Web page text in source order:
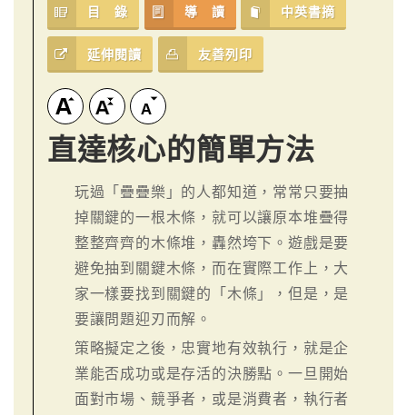
目 錄 導 讀 中英書摘
延伸閱讀 友善列印
直達核心的簡單方法
玩過「疊疊樂」的人都知道，常常只要抽
掉關鍵的一根木條，就可以讓原本堆疊得
整整齊齊的木條堆，轟然垮下。遊戲是要
避免抽到關鍵木條，而在實際工作上，大
家一樣要找到關鍵的「木條」，但是，是
要讓問題迎刃而解。
策略擬定之後，忠實地有效執行，就是企
業能否成功或是存活的決勝點。一旦開始
面對市場、競爭者，或是消費者，執行者